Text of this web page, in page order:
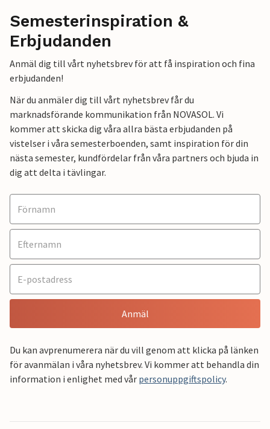
Semesterinspiration &
Erbjudanden
Anmäl dig till vårt nyhetsbrev för att få inspiration och fina
erbjudanden!
När du anmäler dig till vårt nyhetsbrev får du
marknadsförande kommunikation från NOVASOL. Vi
kommer att skicka dig våra allra bästa erbjudanden på
vistelser i våra semesterboenden, samt inspiration för din
nästa semester, kundfördelar från våra partners och bjuda in
dig att delta i tävlingar.
Anmäl
Du kan avprenumerera när du vill genom att klicka på länken
för avanmälan i våra nyhetsbrev. Vi kommer att behandla din
information i enlighet med vår personuppgiftspolicy.